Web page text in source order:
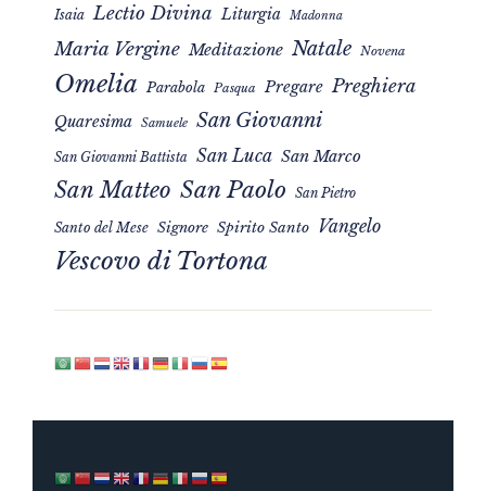
Isaia Lectio Divina Liturgia Madonna
Maria Vergine Meditazione Natale Novena
Omelia Parabola Pasqua Pregare Preghiera
Quaresima Samuele San Giovanni
San Giovanni Battista San Luca San Marco
San Matteo San Paolo San Pietro
Santo del Mese Signore Spirito Santo Vangelo
Vescovo di Tortona